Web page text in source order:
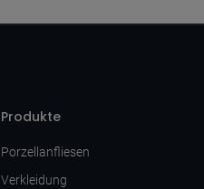
Produkte
Porzellanfliesen
Verkleidung